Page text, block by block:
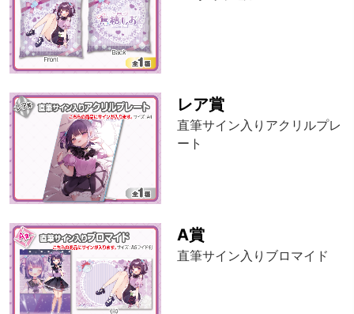
レア賞
直筆サイン入りアクリルプレ
ート
A賞
直筆サイン入りブロマイド